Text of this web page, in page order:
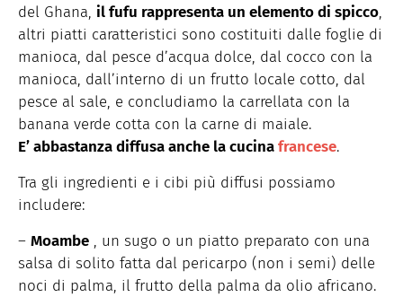
del Ghana, il fufu rappresenta un elemento di spicco,
altri piatti caratteristici sono costituiti dalle foglie di
manioca, dal pesce d’acqua dolce, dal cocco con la
manioca, dall’interno di un frutto locale cotto, dal
pesce al sale, e concludiamo la carrellata con la
banana verde cotta con la carne di maiale.
E’ abbastanza diffusa anche la cucinafrancese.
Tra gli ingredienti e i cibi più diffusi possiamo
includere:
– Moambe , un sugo o un piatto preparato con una
salsa di solito fatta dal pericarpo (non i semi) delle
noci di palma, il frutto della palma da olio africano.